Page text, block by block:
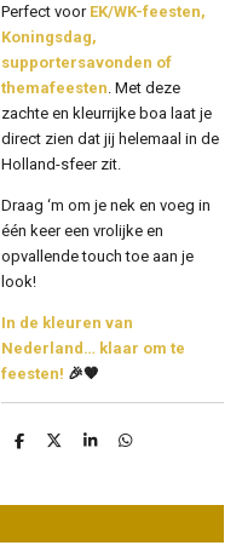
Perfect voor EK/WK-feesten,
Koningsdag,
supportersavonden of
themafeesten . Met deze
zachte en kleurrijke boa laat je
direct zien dat jij helemaal in de
Holland-sfeer zit.
Draag ‘m om je nek en voeg in
één keer een vrolijke en
opvallende touch toe aan je
look!
In de kleuren van
Nederland… klaar om te
feesten! 🎉🧡
D
n
D
S
e
D
n